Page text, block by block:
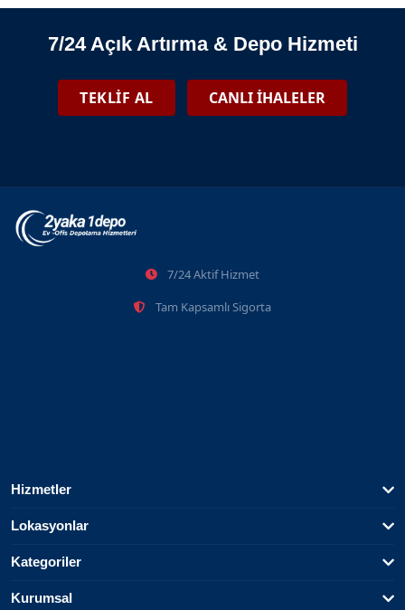
7/24 Açık Artırma & Depo Hizmeti
TEKLİF AL CANLI İHALELER
7/24 Aktif Hizmet
Tam Kapsamlı Sigorta
Hizmetler
Lokasyonlar
Kategoriler
Kurumsal